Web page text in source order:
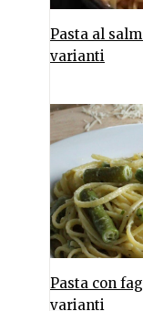
Pasta al
varianti
Pasta con
varianti